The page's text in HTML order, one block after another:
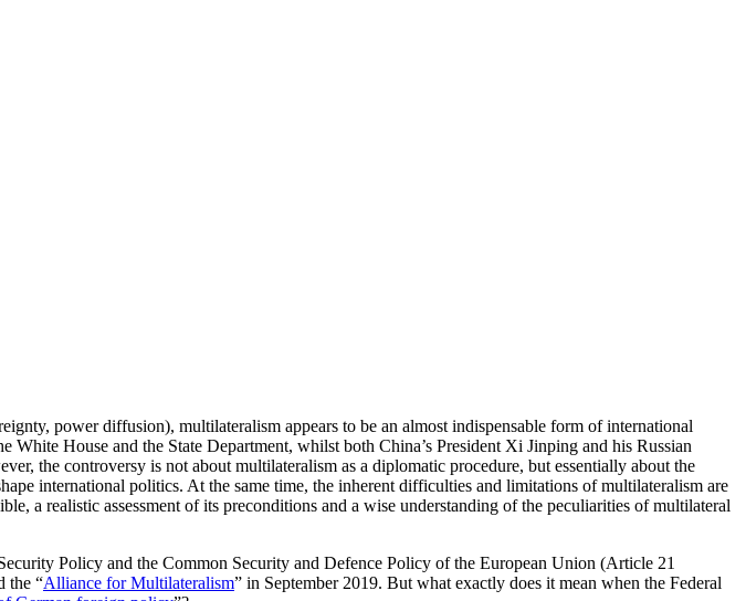
power diffusion), multilateralism appears to be an almost indispensable form of international
House and the State Department, whilst both China’s President Xi Jinping and his Russian
the controversy is not about multilateralism as a diplomatic procedure, but essentially about the
inter­national politics. At the same time, the inherent difficulties and limitations of multi­lateralism are
a realistic assessment of its preconditions and a wise understanding of the peculiarities of multilateral
Policy and the Common Security and Defence Policy of the European Union (Article 21
the “Alliance for Multilateralism” in September 2019. But what exactly does it mean when the Federal